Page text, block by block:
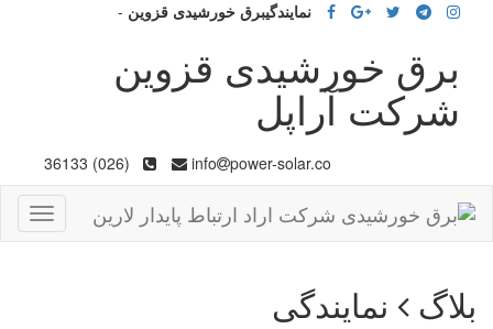
نمایندگیبرق خورشیدی قزوین -
برق خورشیدی قزوین
شرکت آراپل
info power-solar.co
(026) 36133
بلاگ نمایندگی